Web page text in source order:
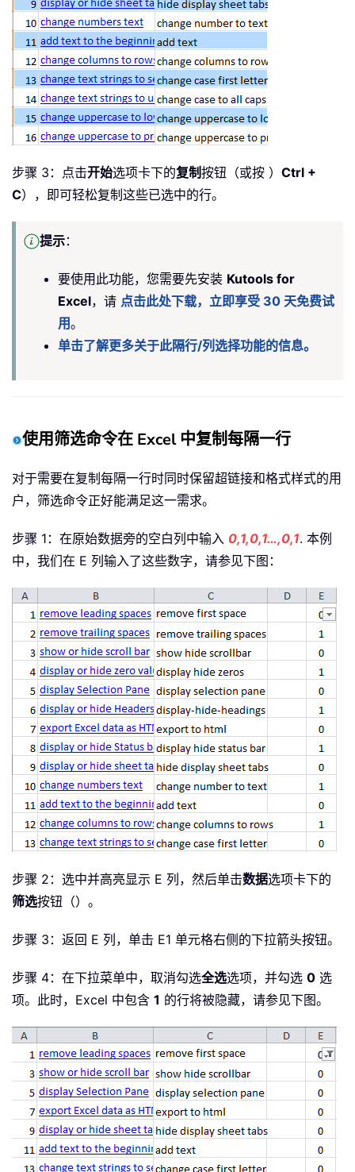
步骤 3：点击开始选项卡下的复制按钮（或按 ） Ctrl +
C），即可轻松复制这些已选中的行。
提示：
要使用此功能，您需要先安装 Kutools for
Excel，请 点击此处下载，立即享受 30 天免费试
用。
单击了解更多关于此隔行/列选择功能的信息。
使用筛选命令在 Excel 中复制每隔一行
对于需要在复制每隔一行时同时保留超链接和格式样式的用
户，筛选命令正好能满足这一需求。
步骤 1：在原始数据旁的空白列中输入 0,1,0,1…,0,1. 本例
中，我们在 E 列输入了这些数字，请参见下图：
步骤 2：选中并高亮显示 E 列，然后单击数据选项卡下的
筛选按钮（）。
步骤 3：返回 E 列，单击 E1 单元格右侧的下拉箭头按钮。
步骤 4：在下拉菜单中，取消勾选全选选项，并勾选 0 选
项。此时，Excel 中包含 1 的行将被隐藏，请参见下图。